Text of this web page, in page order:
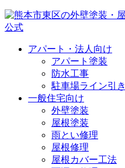
アパート・法人向け
アパート塗装
防水工事
駐車場ライン引き
一般住宅向け
外壁塗装
屋根塗装
雨とい修理
屋根修理
屋根カバー工法